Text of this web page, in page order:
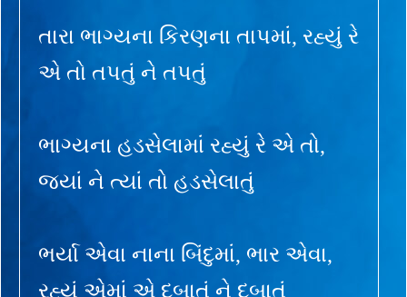
તારા ભાગ્યના કિરણના તાપમાં, રહ્યું રે
એ તો તપતું ને તપતું
ભાગ્યના હડસેલામાં રહ્યું રે એ તો,
જ્યાં ને ત્યાં તો હડસેલાતું
ભર્યા એવા નાના બિંદુમાં, ભાર એવા,
રહ્યું એમાં એ દબાતું ને દબાતું